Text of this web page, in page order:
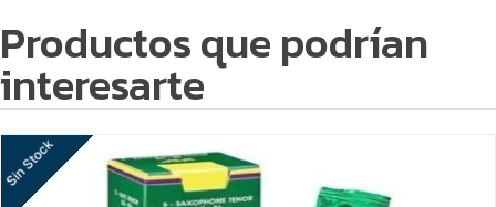
Productos que podrían
interesarte
Sin Stock